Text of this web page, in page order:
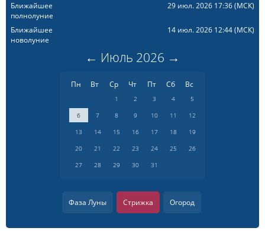
Ближайшее
полнолуние
29 июл. 2026 17:36(МСК)
Ближайшее
новолуние
14 июл. 2026 12:44(МСК)
← Июль 2026 →
Пн Вт Ср Чт Пт Сб Вс
1 2 3 4
5
6
7 8 9 10 11
12
13
14 15 16 17 18
19
20
21 22 23 24 25
26
27
28 29 30 31
Фаза Луны Стрижка Огород